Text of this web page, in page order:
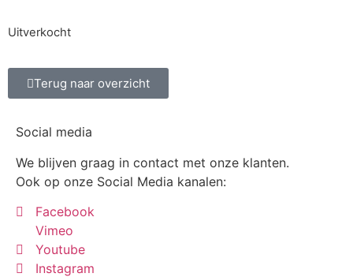
Uitverkocht
Terug naar overzicht
Social media
We blijven graag in contact met onze klanten.
Ook op onze Social Media kanalen:
Facebook
Vimeo
Youtube
Instagram